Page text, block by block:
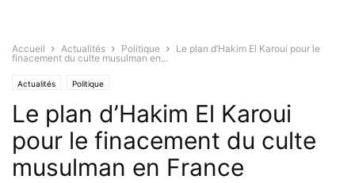
Accueil Actualités Politique
Le plan d’Hakim El Karoui pour le
finacement du culte musulman en...
Actualités Politique
Le plan d’Hakim El Karoui
pour le finacement du culte
musulman en France